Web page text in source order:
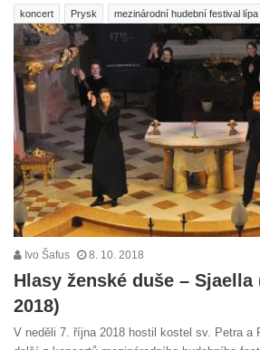
koncert Prysk mezinárodní hudební festival
Ivo Šafus 8. 10. 2018
Hlasy ženské duše –
2018)
V neděli 7. října 2018 hostil kostel sv. Petra a